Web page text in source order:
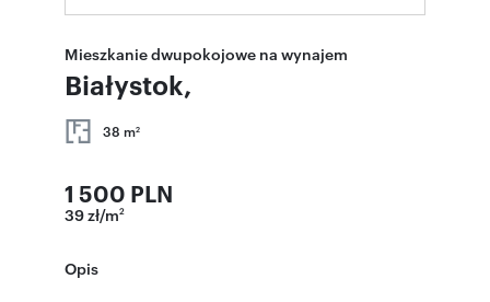
Mieszkanie dwupokojowe na wynajem
Białystok,
38 m2
1 500 PLN
39 zł/m2
Opis